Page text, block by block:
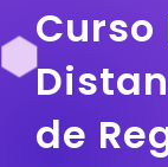
de